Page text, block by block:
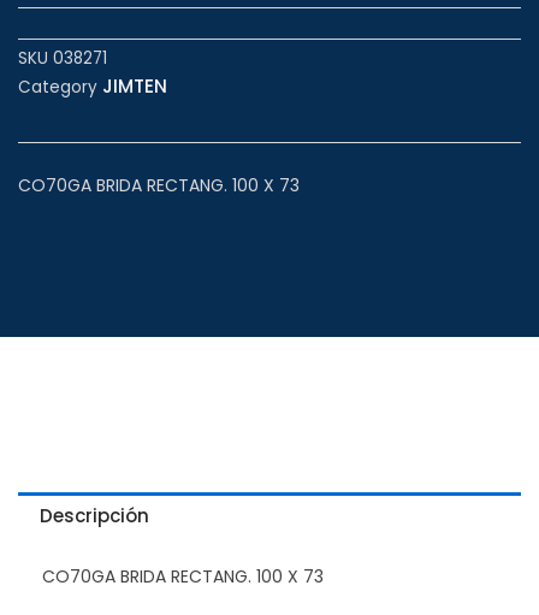
SKU 038271
Category JIMTEN
CO70GA BRIDA RECTANG. 100 X 73
Descripción
CO70GA BRIDA RECTANG. 100 X 73